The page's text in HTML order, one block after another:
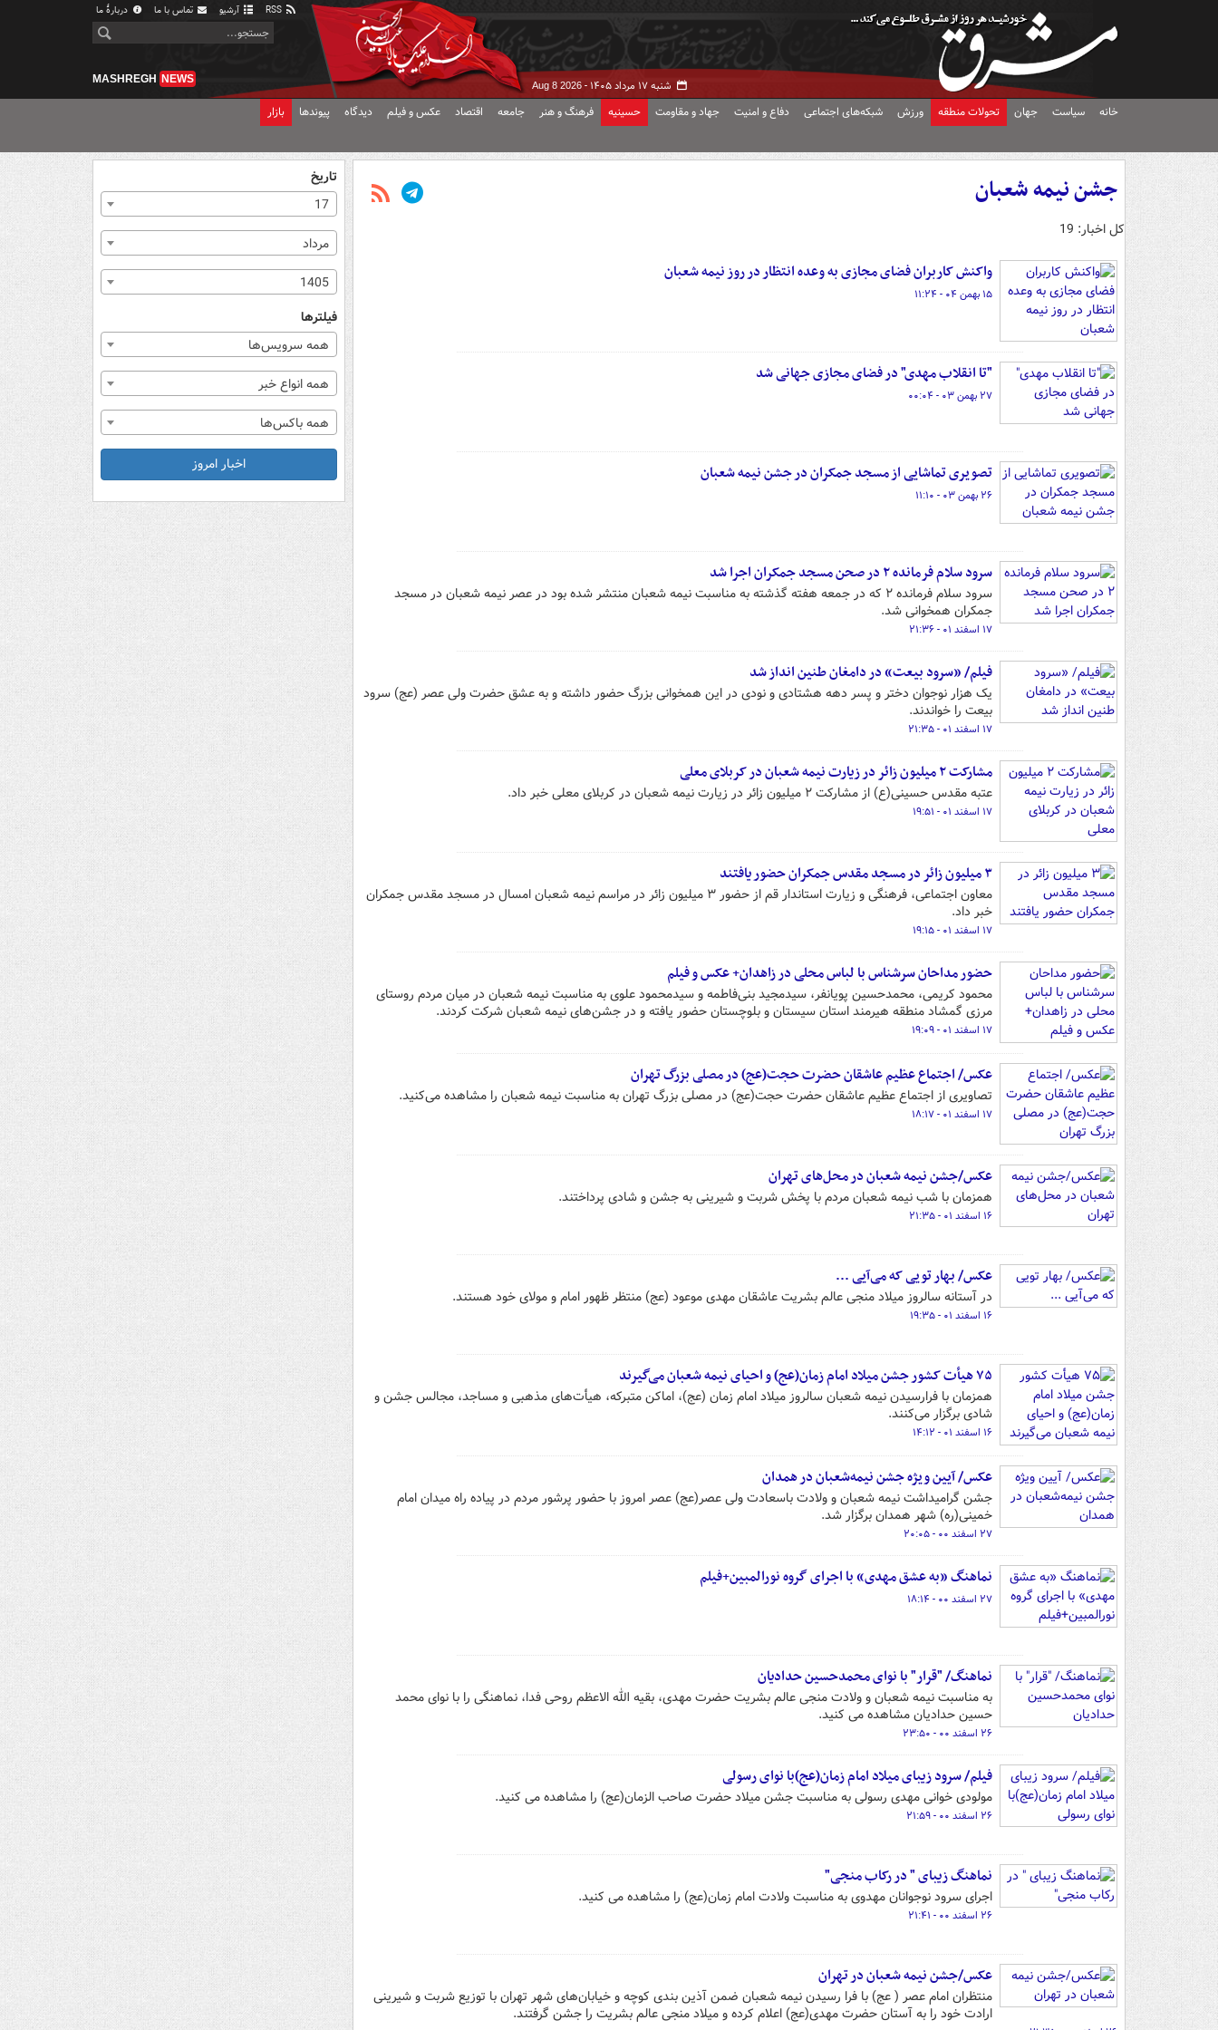
آرشیو تماس با ما دربارهٔ ما
شنبه ۱۷ مرداد ۱۴۰۵ - Aug 8 2026
MASHREGH NEWS
خانه سیاست جهان تحولات منطقه ورزش شبکه‌های اجتماعی دفاع و امنیت جهاد و مقاومت حسینیه فرهنگ و هنر جامعه اقتصاد عکس و فیلم دیدگاه پیوندها بازار
جشن نیمه شعبان
کل اخبار: 19
واکنش کاربران فضای مجازی به وعده انتظار در روز نیمه شعبان
۱۵ بهمن ۰۴ - ۱۱:۲۴
"تا انقلاب مهدی" در فضای مجازی جهانی شد
۲۷ بهمن ۰۳ - ۰۰:۰۴
تصویری تماشایی از مسجد جمکران در جشن نیمه شعبان
۲۶ بهمن ۰۳ - ۱۱:۱۰
سرود سلام فرمانده ۲ در صحن مسجد جمکران اجرا شد
سرود سلام فرمانده ۲ که در جمعه هفته گذشته به مناسبت نیمه شعبان منتشر شده بود در عصر نیمه شعبان در مسجد
جمکران همخوانی شد.
۱۷ اسفند ۰۱ - ۲۱:۳۶
فیلم/ «سرود بیعت» در دامغان طنین انداز شد
یک هزار نوجوان دختر و پسر دهه هشتادی و نودی در این همخوانی بزرگ حضور داشته و به عشق حضرت ولی عصر (عج) سرود
بیعت را خواندند.
۱۷ اسفند ۰۱ - ۲۱:۳۵
مشارکت ۲ میلیون زائر در زیارت نیمه شعبان در کربلای معلی
عتبه مقدس حسینی(ع) از مشارکت ۲ میلیون زائر در زیارت نیمه شعبان در کربلای معلی خبر داد.
۱۷ اسفند ۰۱ - ۱۹:۵۱
۳ میلیون زائر در مسجد مقدس جمکران حضور یافتند
معاون اجتماعی، فرهنگی و زیارت استاندار قم از حضور ۳ میلیون زائر در مراسم نیمه شعبان امسال در مسجد مقدس جمکران
خبر داد.
۱۷ اسفند ۰۱ - ۱۹:۱۵
حضور مداحان سرشناس با لباس محلی در زاهدان+ عکس و فیلم
محمود کریمی، محمدحسین پویانفر، سیدمجید بنی‌فاطمه و سیدمحمود علوی به مناسبت نیمه شعبان در میان مردم روستای
مرزی گمشاد منطقه هیرمند استان سیستان و بلوچستان حضور یافته و در جشن‌های نیمه شعبان شرکت کردند.
۱۷ اسفند ۰۱ - ۱۹:۰۹
عکس/ اجتماع عظیم عاشقان حضرت حجت(عج) در مصلی بزرگ تهران
تصاویری از اجتماع عظیم عاشقان حضرت حجت(عج) در مصلی بزرگ تهران به مناسبت نیمه شعبان را مشاهده می‌کنید.
۱۷ اسفند ۰۱ - ۱۸:۱۷
عکس/جشن نیمه شعبان در محل‌های تهران
همزمان با شب نیمه شعبان مردم با پخش شربت و شیرینی به جشن و شادی پرداختند.
۱۶ اسفند ۰۱ - ۲۱:۳۵
عکس/ بهار تویی که می‌آیی ...
در آستانه سالروز میلاد منجی عالم بشریت عاشقان مهدی موعود (عج) منتظر ظهور امام و مولای خود هستند.
۱۶ اسفند ۰۱ - ۱۹:۳۵
۷۵ هیأت کشور جشن میلاد امام زمان(عج) و احیای نیمه شعبان می‌گیرند
همزمان با فرارسیدن نیمه شعبان سالروز میلاد امام زمان (عج)، اماکن متبرکه، هیأت‌های مذهبی و مساجد، مجالس جشن و
شادی برگزار می‌کنند.
۱۶ اسفند ۰۱ - ۱۴:۱۲
عکس/ آیین ویژه جشن نیمه‌شعبان در همدان
جشن گرامیداشت نیمه شعبان و ولادت باسعادت ولی عصر(عج) عصر امروز با حضور پرشور مردم در پیاده راه میدان امام
خمینی(ره) شهر همدان برگزار شد.
۲۷ اسفند ۰۰ - ۲۰:۰۵
نماهنگ «به عشق مهدی» با اجرای گروه نورالمبین+فیلم
۲۷ اسفند ۰۰ - ۱۸:۱۴
نماهنگ/ "قرار" با نوای محمدحسین حدادیان
به مناسبت نیمه شعبان و ولادت منجی عالم بشریت حضرت مهدی، بقیه الله الاعظم روحی فدا، نماهنگی را با نوای محمد
حسین حدادیان مشاهده می کنید.
۲۶ اسفند ۰۰ - ۲۳:۵۰
فیلم/ سرود زیبای میلاد امام زمان(عج)با نوای رسولی
مولودی خوانی مهدی رسولی به مناسبت جشن میلاد حضرت صاحب الزمان(عج) را مشاهده می کنید.
۲۶ اسفند ۰۰ - ۲۱:۵۹
نماهنگ زیبای " در رکاب منجی"
اجرای سرود نوجوانان مهدوی به مناسبت ولادت امام زمان(عج) را مشاهده می کنید.
۲۶ اسفند ۰۰ - ۲۱:۴۱
عکس/جشن نیمه شعبان در تهران
منتظران امام عصر ( عج) با فرا رسیدن نیمه شعبان ضمن آذین بندی کوچه‌ و خیابان‌های شهر تهران با توزیع شربت و شیرینی
ارادت خود را به آستان حضرت مهدی(عج) اعلام کرده و میلاد منجی عالم بشریت را جشن گرفتند.
تاریخ
17
مرداد
1405
فیلترها
همه سرویس‌ها
همه انواع خبر
همه باکس‌ها
اخبار امروز